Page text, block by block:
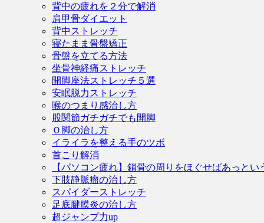
背中の疲れを２分で解消
肩甲骨ダイエット
背中ストレッチ
寝たまま骨盤矯正
骨盤を立てる方法
坐骨神経痛ストレッチ
開脚座法ストレッチ５選
安眠脱力ストレッチ
喉のつまり感治し方
股関節ガチガチでも開脚
Ｏ脚の治し方
イライラを整える手のツボ
首こり解消
【パソコン疲れ】鎖骨の周りをほぐせばあっとい
下肢静脈瘤の治し方
スパイダーストレッチ
足底腱膜炎の治し方
超ジャンプ力up